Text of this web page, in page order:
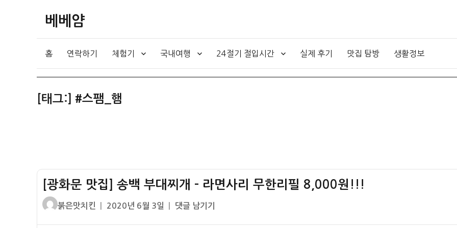
베베얌
홈 연락하기 체험기 국내여행 24절기 절입시간 실제 후기 맛집 탐방 생활정보
[태그:] #스팸_햄
[광화문 맛집] 송백 부대찌개 – 라면사리 무한리필 8,000원!!!
글
붉은맛치킨
작
2020년 6월 3일
[광
댓글 남기기